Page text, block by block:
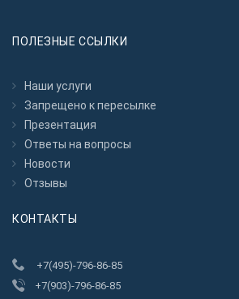
ПОЛЕЗНЫЕ ССЫЛКИ
Наши услуги
Запрещено к пересылкe
Презентация
Ответы на вопросы
Новости
Отзывы
КОНТАКТЫ
+7(495)-796-86-85
+7(903)-796-86-85